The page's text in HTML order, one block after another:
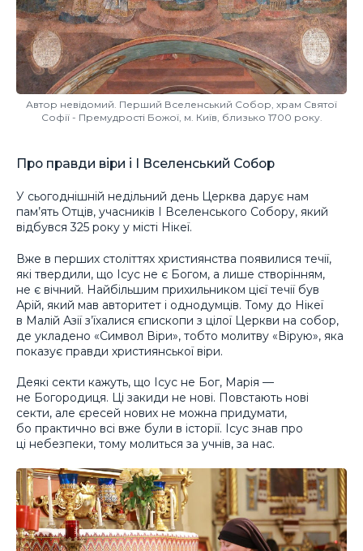
Автор невідомий. Перший Вселенський Собор, храм Святої
Софії - Премудрості Божої, м. Київ, близько 1700 року.
Про правди віри і І Вселенський Собор
У сьогоднішній недільний день Церква дарує нам
пам’ять Отців, учасників І Вселенського Собору, який
відбувся 325 року у місті Нікеї.
Вже в перших століттях християнства появилися течії,
які твердили, що Ісус не є Богом, а лише створінням,
не є вічний. Найбільшим прихильником цієї течії був
Арій, який мав авторитет і однодумців. Тому до Нікеї
в Малій Азії з’їхалися єпископи з цілої Церкви на собор,
де укладено «Символ Віри», тобто молитву «Вірую», яка
показує правди християнської віри.
Деякі секти кажуть, що Ісус не Бог, Марія —
не Богородиця. Ці закиди не нові. Повстають нові
секти, але єресей нових не можна придумати,
бо практично всі вже були в історії. Ісус знав про
ці небезпеки, тому молиться за учнів, за нас.